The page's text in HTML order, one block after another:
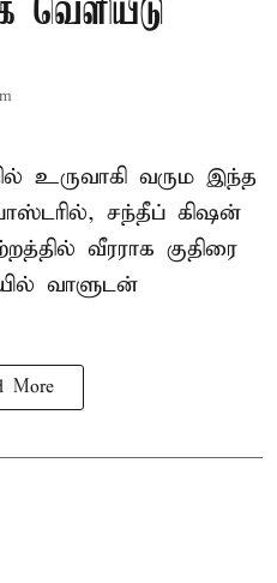
வெளியீடு
உருவாகி வரும இந்த
சந்தீப் கிஷன்
வீரராக குதிரை
வாளுடன்
More